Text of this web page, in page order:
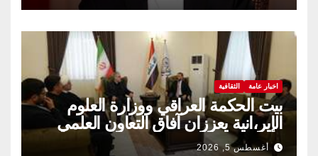
اخبار عامة الثقافية
بيت الحكمة العراقي ووزارة العلوم
الإير،انية يعززان آفاق التعاون العلمي
والثقافي.
أغسطس 5, 2026